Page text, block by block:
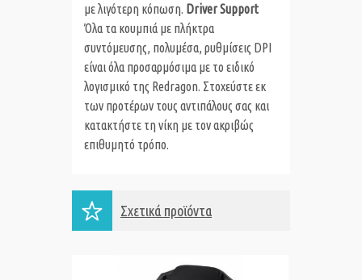
με λιγότερη κόπωση. Driver Support
Όλα τα κουμπιά με πλήκτρα
συντόμευσης, πολυμέσα, ρυθμίσεις DPI
είναι όλα προσαρμόσιμα με το ειδικό
λογισμικό της Redragon. Στοχεύστε εκ
των προτέρων τους αντιπάλους σας και
κατακτήστε τη νίκη με τον ακριβώς
επιθυμητό τρόπο.
Σχετικά προϊόντα